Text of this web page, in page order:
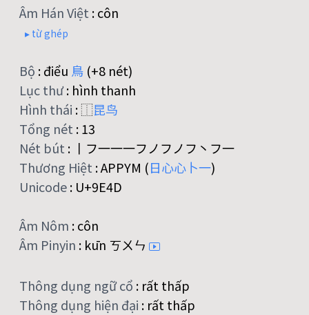
Âm Hán Việt :côn
▸ từ ghép
Bộ :điểu 鳥 (+8 nét)
Lục thư: hình thanh
Hình thái :⿰昆鸟
Tổng nét :13
Nét bút : 丨フ一一一フノフノフ丶フ一
Thương Hiệt :APPYM (日心心 卜一)
Unicode: U+9E4D
Âm Nôm :côn
Âm Pinyin : kūn ㄎㄨㄣ
Thông dụng ngữ cổ : rất thấp
Thông dụng hiện đại : rất thấp